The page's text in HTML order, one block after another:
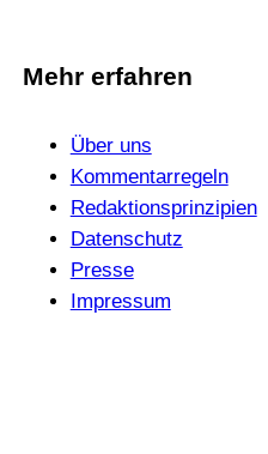
Mehr erfahren
Über uns
Kommentarregeln
Redak­ti­ons­prin­zi­pien
Daten­schutz
Presse
Impressum